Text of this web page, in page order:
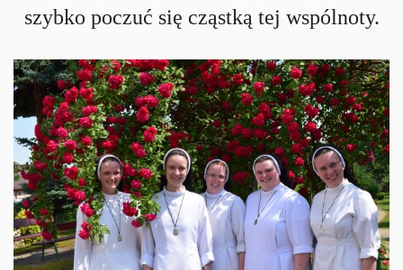
szybko poczuć się cząstką tej wspólnoty.